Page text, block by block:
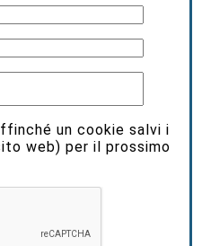
un cookie salvi i
web) per il prossimo